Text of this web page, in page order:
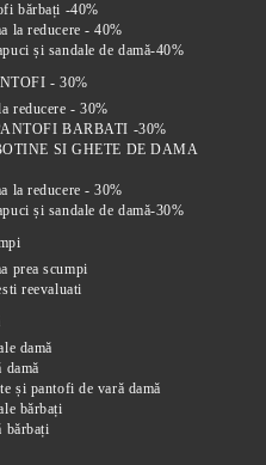
bărbați -40%
la reducere - 40%
și sandale de damă-40%
- 30%
reducere - 30%
BARBATI -30%
SI GHETE DE DAMA
la reducere - 30%
și sandale de damă-30%
prea scumpi
reevaluati
damă
damă
și pantofi de vară damă
bărbați
bărbați